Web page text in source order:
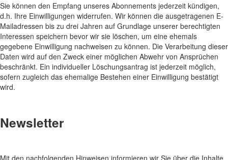
Sie können den Empfang unseres Abonnements jederzeit kündigen,
d.h. Ihre Einwilligungen widerrufen. Wir können die ausgetragenen E-
Mailadressen bis zu drei Jahren auf Grundlage unserer berechtigten
Interessen speichern bevor wir sie löschen, um eine ehemals
gegebene Einwilligung nachweisen zu können. Die Verarbeitung dieser
Daten wird auf den Zweck einer möglichen Abwehr von Ansprüchen
beschränkt. Ein individueller Löschungsantrag ist jederzeit möglich,
sofern zugleich das ehemalige Bestehen einer Einwilligung bestätigt
wird.
Newsletter
Mit den nachfolgenden Hinweisen informieren wir Sie über die Inhalte